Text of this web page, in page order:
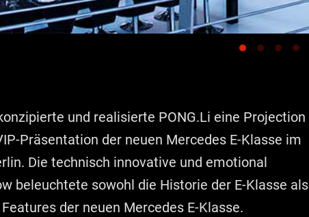
und realisierte PONG.Li eine Projection
Präsentation der neuen Mercedes E-Klasse im
Die technisch innovative und emotional
beleuchtete sowohl die Historie der E-Klasse als
der neuen Mercedes E-Klasse.